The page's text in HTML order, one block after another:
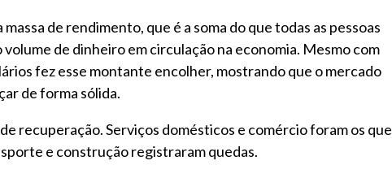
de rendimento, que é a soma do que todas as pessoas
de dinheiro em circulação na economia. Mesmo com
fez esse montante encolher, mostrando que o mercado
de forma sólida.
recuperação. Serviços domésticos e comércio foram os que
e construção registraram quedas.